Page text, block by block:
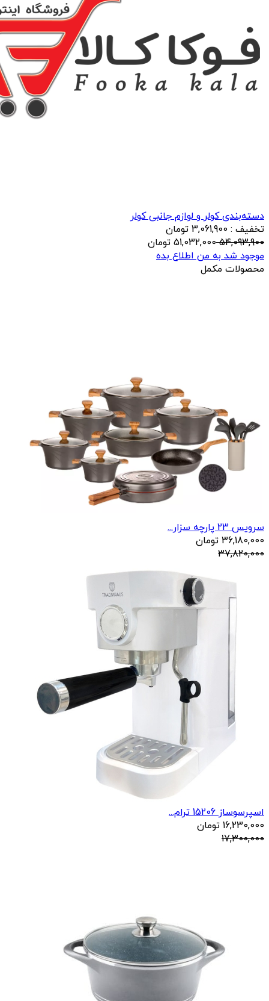
دسته‌بندی کولر و لوازم جانبی کولر
تخفیف : 3,061,900 تومان
54,093,900
51,032,000 تومان
موجود شد به من اطلاع بده
محصولات مکمل
سرویس 23 پارچه سزار...
36,180,000 تومان
37,820,000
اسپرسوساز 15206 ترام...
16,230,000 تومان
17,300,000